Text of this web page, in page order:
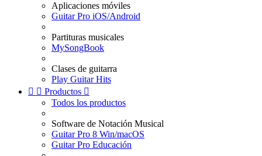
Aplicaciones móviles
Guitar Pro iOS/Android
Partituras musicales
MySongBook
Clases de guitarra
Play Guitar Hits
  Productos 
Todos los productos
Software de Notación Musical
Guitar Pro 8 Win/macOS
Guitar Pro Educación